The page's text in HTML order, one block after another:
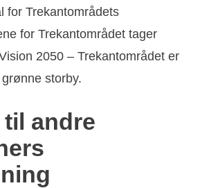
for Trekantområdets
for Trekantområdet tager
2050 – Trekantområdet er
storby.
andre